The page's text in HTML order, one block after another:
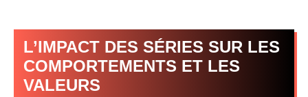
L’IMPACT DES SÉRIES SUR LES
COMPORTEMENTS ET LES
VALEURS